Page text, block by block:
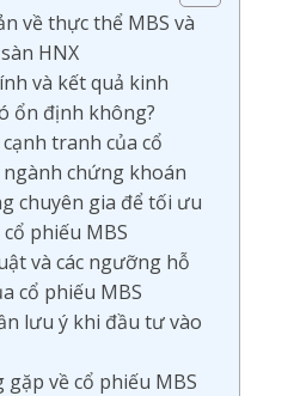
về thực thể MBS và
HNX
và kết quả kinh
ổn định không?
tranh của cổ
chứng khoán
chuyên gia để tối ưu
phiếu MBS
và các ngưỡng hỗ
cổ phiếu MBS
lưu ý khi đầu tư vào
về cổ phiếu MBS